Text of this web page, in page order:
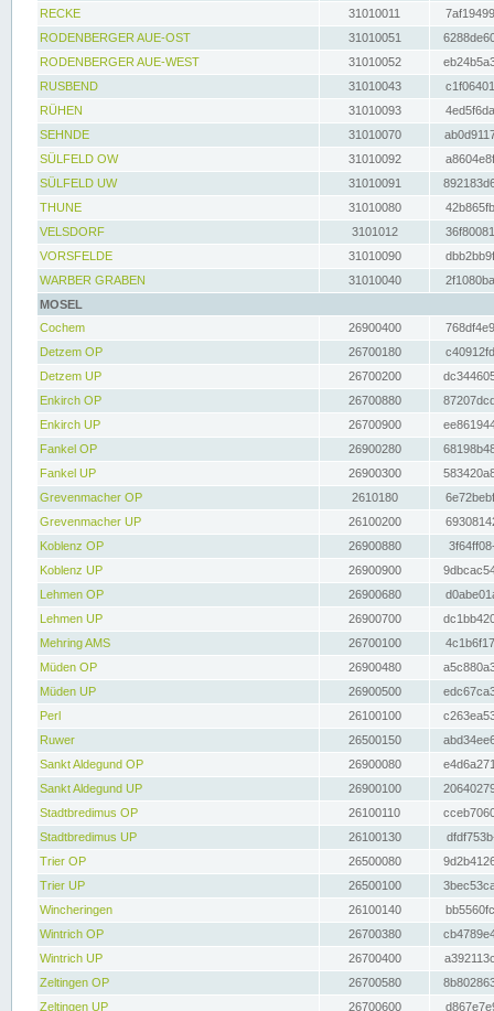
RECKE
31010011
RODENBERGER AUE-OST
31010051
RODENBERGER AUE-WEST
31010052
RUSBEND
31010043
RÜHEN
31010093
SEHNDE
31010070
SÜLFELD OW
31010092
SÜLFELD UW
31010091
THUNE
31010080
VELSDORF
3101012
VORSFELDE
31010090
WARBER GRABEN
31010040
MOSEL
Cochem
26900400
Detzem OP
26700180
Detzem UP
26700200
Enkirch OP
26700880
Enkirch UP
26700900
Fankel OP
26900280
Fankel UP
26900300
Grevenmacher OP
2610180
Grevenmacher UP
26100200
Koblenz OP
26900880
Koblenz UP
26900900
Lehmen OP
26900680
Lehmen UP
26900700
Mehring AMS
26700100
Müden OP
26900480
Müden UP
26900500
Perl
26100100
Ruwer
26500150
Sankt Aldegund OP
26900080
Sankt Aldegund UP
26900100
Stadtbredimus OP
26100110
Stadtbredimus UP
26100130
Trier OP
26500080
Trier UP
26500100
Wincheringen
26100140
Wintrich OP
26700380
Wintrich UP
26700400
Zeltingen OP
26700580
Zeltingen UP
26700600